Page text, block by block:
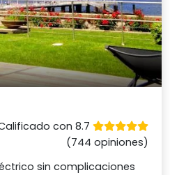
con 8.7
(744 opiniones)
sin complicaciones